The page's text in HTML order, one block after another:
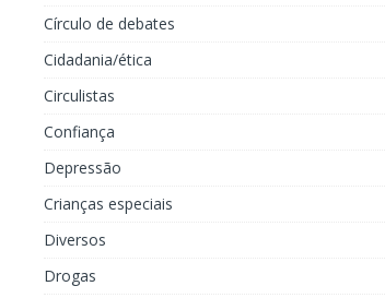
Círculo de debates
Cidadania/ética
Circulistas
Confiança
Depressão
Crianças especiais
Diversos
Drogas